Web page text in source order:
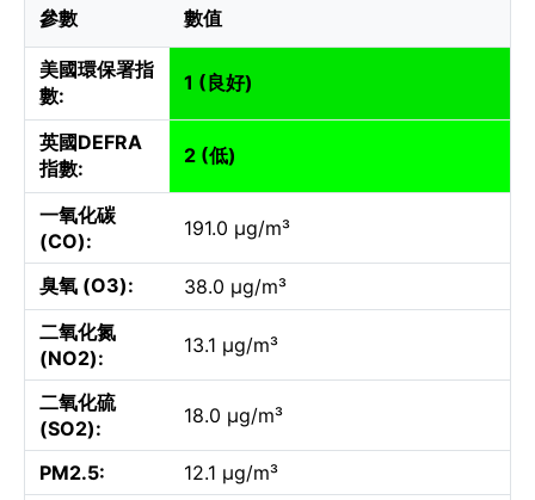
參數 數值
美國環保署指
數:
1 (良好)
英國DEFRA
指數:
2 (低)
一氧化碳
(CO):
191.0 µg/m³
臭氧 (O3):
38.0 µg/m³
二氧化氮
(NO2):
13.1 µg/m³
二氧化硫
(SO2):
18.0 µg/m³
PM2.5:
12.1 µg/m³